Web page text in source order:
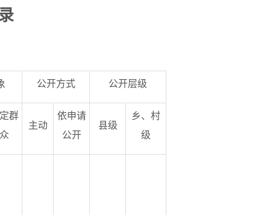
公开方式 公开层级
群
主动
依申请
公开
县级
乡、村
级